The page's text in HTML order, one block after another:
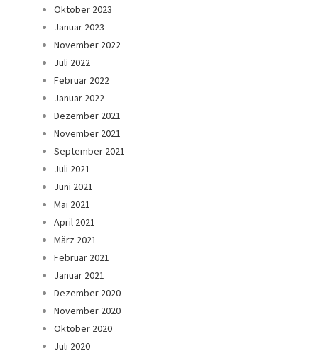
Oktober 2023
Januar 2023
November 2022
Juli 2022
Februar 2022
Januar 2022
Dezember 2021
November 2021
September 2021
Juli 2021
Juni 2021
Mai 2021
April 2021
März 2021
Februar 2021
Januar 2021
Dezember 2020
November 2020
Oktober 2020
Juli 2020